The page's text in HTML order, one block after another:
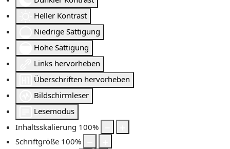
Heller Kontrast
Niedrige Sättigung
Hohe Sättigung
Links hervorheben
Überschriften hervorheben
Bildschirmleser
Lesemodus
Inhaltsskalierung 100%
Schriftgröße 100%